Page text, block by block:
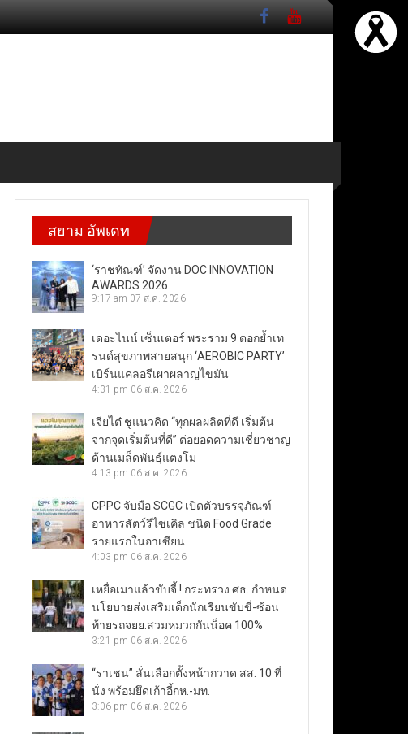
สยาม อัพเดท
‘ราชทัณฑ์’ จัดงาน DOC INNOVATION
AWARDS 2026
9:17 am 07 ส.ค. 2026
เดอะไนน์ เซ็นเตอร์ พระราม 9 ตอกย้ำเท
รนด์สุขภาพสายสนุก ‘AEROBIC PARTY’
เบิร์นแคลอรีเผาผลาญไขมัน
4:31 pm 06 ส.ค. 2026
เจียไต๋ ชูแนวคิด “ทุกผลผลิตที่ดี เริ่มต้น
จากจุดเริ่มต้นที่ดี” ต่อยอดความเชี่ยวชาญ
ด้านเมล็ดพันธุ์แตงโม
4:13 pm 06 ส.ค. 2026
CPPC จับมือ SCGC เปิดตัวบรรจุภัณฑ์
อาหารสัตว์รีไซเคิล ชนิด Food Grade
รายแรกในอาเซียน
4:03 pm 06 ส.ค. 2026
เหยื่อเมาแล้วขับจี้ ! กระทรวง ศธ. กำหนด
นโยบายส่งเสริมเด็กนักเรียนขับขี่-ซ้อน
ท้ายรถจยย.สวมหมวกกันน็อค 100%
3:21 pm 06 ส.ค. 2026
“ราเชน” ลั่นเลือกตั้งหน้ากวาด สส. 10 ที่
นั่ง พร้อมยึดเก้าอี้กห.-มท.
3:06 pm 06 ส.ค. 2026